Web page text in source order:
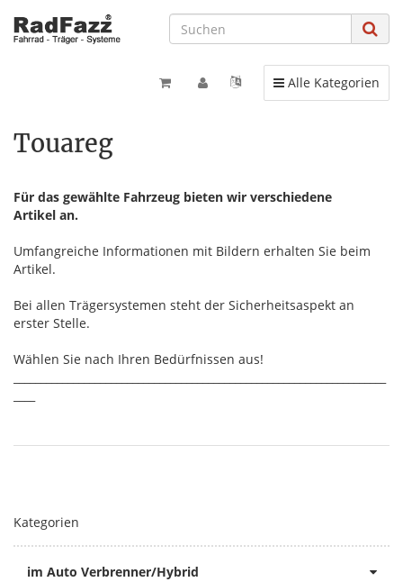
Toggle navigation
Alle Kategorien
Touareg
Für das gewählte Fahrzeug bieten wir verschiedene
Artikel an.
Umfangreiche Informationen mit Bildern erhalten Sie beim
Artikel.
Bei allen Trägersystemen steht der Sicherheitsaspekt an
erster Stelle.
Wählen Sie nach Ihren Bedürfnissen aus!
Kategorien
im Auto Verbrenner/Hybrid